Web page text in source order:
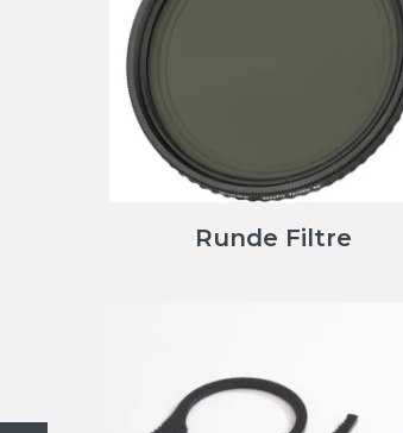
Runde Filtre